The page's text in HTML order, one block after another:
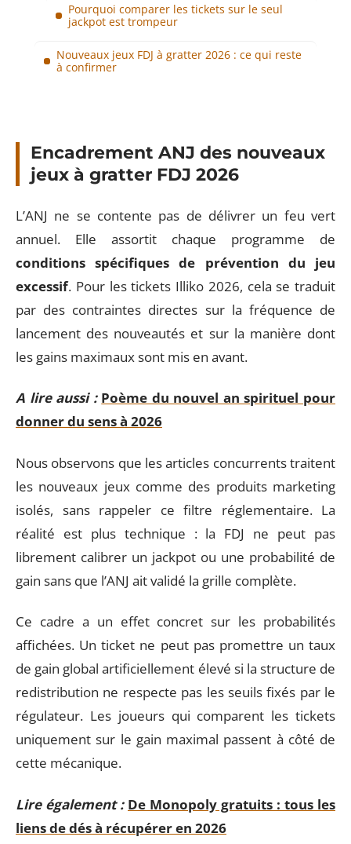
Pourquoi comparer les tickets sur le seul
jackpot est trompeur
Nouveaux jeux FDJ à gratter 2026 : ce qui reste
à confirmer
Encadrement ANJ des nouveaux
jeux à gratter FDJ 2026
L’ANJ ne se contente pas de délivrer un feu vert
annuel. Elle assortit chaque programme de
conditions spécifiques de prévention du jeu
excessif. Pour les tickets Illiko 2026, cela se traduit
par des contraintes directes sur la fréquence de
lancement des nouveautés et sur la manière dont
les gains maximaux sont mis en avant.
A lire aussi : Poème du nouvel an spirituel pour
donner du sens à 2026
Nous observons que les articles concurrents traitent
les nouveaux jeux comme des produits marketing
isolés, sans rappeler ce filtre réglementaire. La
réalité est plus technique : la FDJ ne peut pas
librement calibrer un jackpot ou une probabilité de
gain sans que l’ANJ ait validé la grille complète.
Ce cadre a un effet concret sur les probabilités
affichées. Un ticket ne peut pas promettre un taux
de gain global artificiellement élevé si la structure de
redistribution ne respecte pas les seuils fixés par le
régulateur. Les joueurs qui comparent les tickets
uniquement sur le gain maximal passent à côté de
cette mécanique.
Lire également : De Monopoly gratuits : tous les
liens de dés à récupérer en 2026